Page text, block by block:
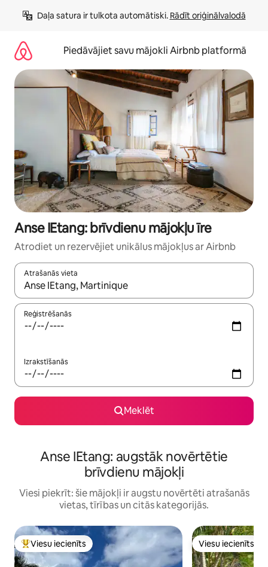
saturu
Daļa satura ir tulkota automātiski. Rādīt oriģinālvalodā
Piedāvājiet savu mājokli Airbnb platformā
Anse IEtang: brīvdienu mājokļu īre
Atrodiet un rezervējiet unikālus mājokļus ar Airbnb
Atrašanās vieta
Kad rezultāti kļūs pieejami, izmantojiet bultiņu uz augšu un
Reģistrēšanās
Izrakstīšanās
Meklēt
Anse IEtang: augstāk novērtētie
brīvdienu mājokļi
Viesi piekrīt: šie mājokļi ir augstu novērtēti atrašanās
vietas, tīrības un citās kategorijās.
Populārs viesu iecienīts mājoklis
Viesu iecienīts Viesu iecienīts
Viesu iecienīts